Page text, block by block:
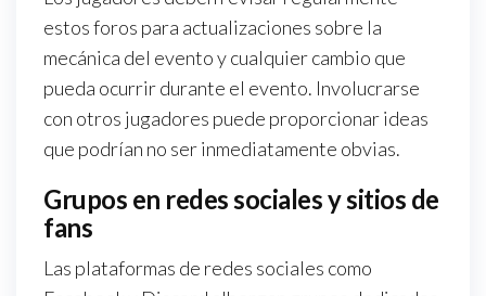
estos foros para actualizaciones sobre la
mecánica del evento y cualquier cambio que
pueda ocurrir durante el evento. Involucrarse
con otros jugadores puede proporcionar ideas
que podrían no ser inmediatamente obvias.
Grupos en redes sociales y sitios de
fans
Las plataformas de redes sociales como